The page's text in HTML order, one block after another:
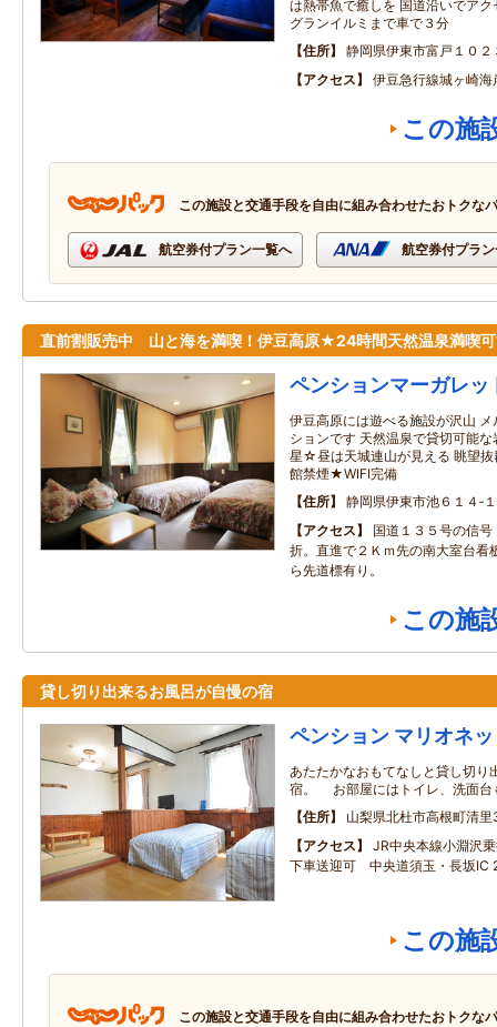
は熱帯魚で癒しを 国道沿いでア
グランイルミまで車で３分
住所
静岡県伊東市富戸１０２
アクセス
伊豆急行線城ヶ崎
この施
この施設と交通手段を自由に組み合わせたおトクな
航空券付プラン一覧へ 航空券付プラ
直前割販売中 山と海を満喫！伊豆高原★24時間天然温泉満喫
ペンションマーガレッ
伊豆高原には遊べる施設が沢山
ションです 天然温泉で貸切可能
星☆昼は天城連山が見える 眺望抜
館禁煙★WIFI完備
住所
静岡県伊東市池６１４‐
アクセス
国道１３５号の信
折。直進で２Ｋｍ先の南大室台看
ら先道標有り。
この施
貸し切り出来るお風呂が自慢の宿
ペンション マリオネ
あたたかなおもてなしと貸し切り
宿。 お部屋にはトイレ、洗面台
住所
山梨県北杜市高根町清
アクセス
JR中央本線小淵沢
下車送迎可 中央道須玉・長坂IC
この施
この施設と交通手段を自由に組み合わせたおトクな